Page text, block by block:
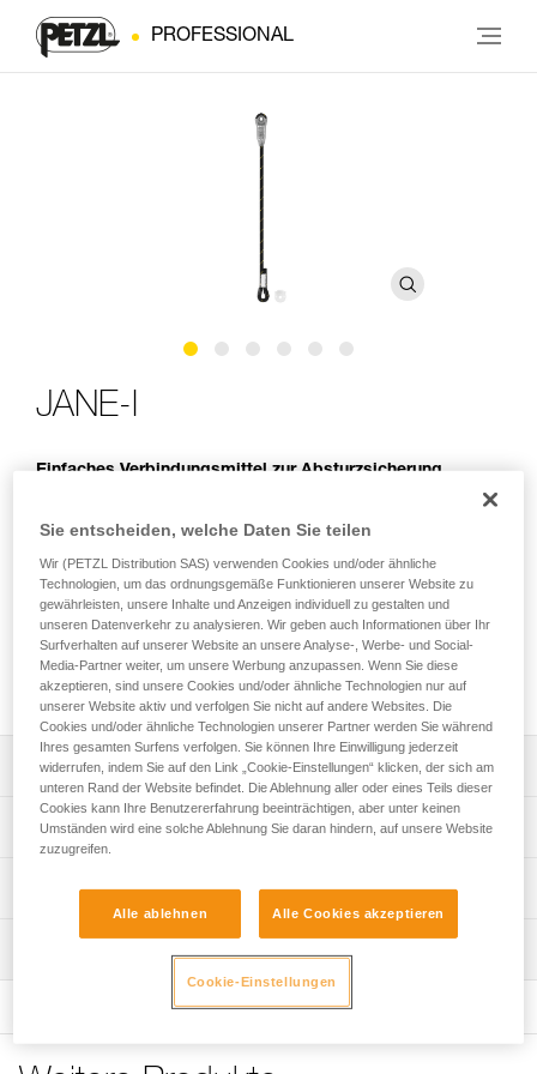
PROFESSIONAL
JANE-I
Einfaches Verbindungsmittel zur Absturzsicherung
Dynamikseil, das mit einem ABSORBICA zu einem I-
Verbindungsmittel mit Falldämpfer kombiniert wird. Der
Kunststoffüberzug hält den Karabiner in der richtigen
Position, erleichtert das Einhängen und schützt die
Endverbindung vor Abrieb. Es kann zum Einrichten eines
temporären Anschlagpunktes verwendet werden. Es ist in
vier Längen erhältlich: 60, 80, 100 und 150 cm.
Leistungsverzeichnis
Nicht einstellbares Verbindungsmittel aus Dynamikseil, das
mit einem ABSORBICA-Falldämpfer zu einem
Meter Länge kombiniert werden kann.
Einfaches Handling dank des Kunststoffüberzugs, der den
Ermöglicht das Einrichten eines temporären
Technische Spezifikationen
Material: Polyester
Zugrundeliegende Spezifikationen
Gewicht : 100 g
Technische Informationen
Das PDF herunterladen technical-notice-JANE-I-1
Konformitätserklärung
Das PDF herunterladen UE-Declaration-L050XAYY-JANE I
Das PDF herunterladen Maintenance tips
Ablauf der PSA-Prüfung
Das PDF herunterladen verif-EPI-longe-corde-non-
Sie entscheiden, welche Daten Sie teilen
Wir (PETZL Distribution SAS) verwenden Cookies und/oder ähnliche
Technologien, um das ordnungsgemäße Funktionieren unserer Website zu
gewährleisten, unsere Inhalte und Anzeigen individuell zu gestalten und
unseren Datenverkehr zu analysieren. Wir geben auch Informationen über Ihr
Surfverhalten auf unserer Website an unsere Analyse-, Werbe- und Social-
Media-Partner weiter, um unsere Werbung anzupassen. Wenn Sie diese
akzeptieren, sind unsere Cookies und/oder ähnliche Technologien nur auf
unserer Website aktiv und verfolgen Sie nicht auf andere Websites. Die
Cookies und/oder ähnliche Technologien unserer Partner werden Sie während
Ihres gesamten Surfens verfolgen. Sie können Ihre Einwilligung jederzeit
widerrufen, indem Sie auf den Link „Cookie-Einstellungen“ klicken, der sich am
unteren Rand der Website befindet. Die Ablehnung aller oder eines Teils dieser
Cookies kann Ihre Benutzererfahrung beeinträchtigen, aber unter keinen
Umständen wird eine solche Ablehnung Sie daran hindern, auf unsere Website
zuzugreifen.
Alle ablehnen Alle Cookies akzeptieren
Cookie-Einstellungen